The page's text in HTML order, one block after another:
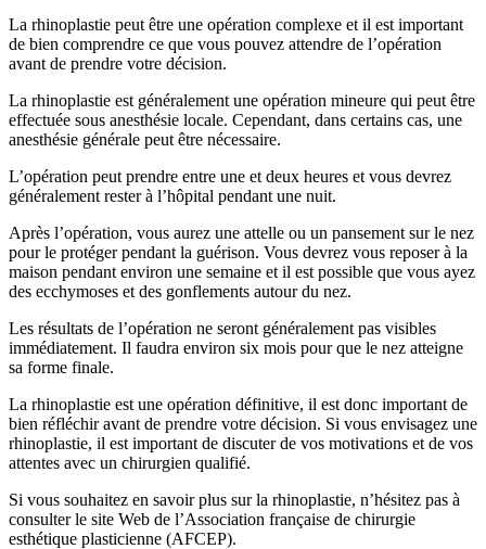
La rhinoplastie peut être une opération complexe et il est important
de bien comprendre ce que vous pouvez attendre de l’opération
avant de prendre votre décision.
La rhinoplastie est généralement une opération mineure qui peut être
effectuée sous anesthésie locale. Cependant, dans certains cas, une
anesthésie générale peut être nécessaire.
L’opération peut prendre entre une et deux heures et vous devrez
généralement rester à l’hôpital pendant une nuit.
Après l’opération, vous aurez une attelle ou un pansement sur le nez
pour le protéger pendant la guérison. Vous devrez vous reposer à la
maison pendant environ une semaine et il est possible que vous ayez
des ecchymoses et des gonflements autour du nez.
Les résultats de l’opération ne seront généralement pas visibles
immédiatement. Il faudra environ six mois pour que le nez atteigne
sa forme finale.
La rhinoplastie est une opération définitive, il est donc important de
bien réfléchir avant de prendre votre décision. Si vous envisagez une
rhinoplastie, il est important de discuter de vos motivations et de vos
attentes avec un chirurgien qualifié.
Si vous souhaitez en savoir plus sur la rhinoplastie, n’hésitez pas à
consulter le site Web de l’Association française de chirurgie
esthétique plasticienne (AFCEP).